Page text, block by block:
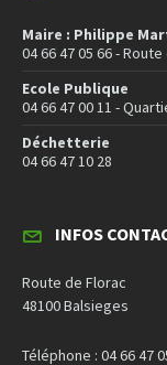
Maire : Philippe
04 66 47 05 66 -
Ecole Publique
04 66 47 00 11 -
Déchetterie
04 66 47 10 28
INFOS
Route de Florac
48100 Balsieges
Téléphone : 04 66 47